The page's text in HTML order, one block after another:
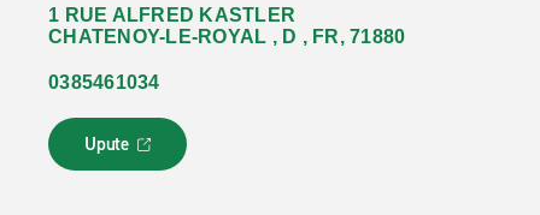
1 RUE ALFRED KASTLER
CHATENOY-LE-ROYAL , D , FR, 71880
0385461034
Upute
L
i